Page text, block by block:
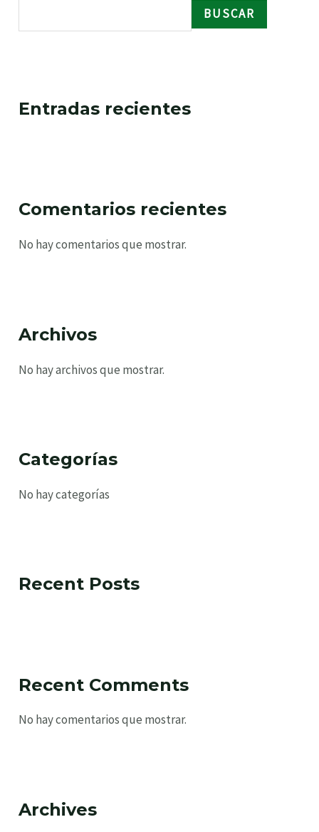
BUSCAR
Entradas recientes
Comentarios recientes
No hay comentarios que mostrar.
Archivos
No hay archivos que mostrar.
Categorías
No hay categorías
Recent Posts
Recent Comments
No hay comentarios que mostrar.
Archives